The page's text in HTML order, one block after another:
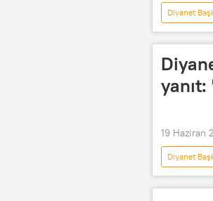
Diyanet
ABD
19 Haziran
Diyanet
Endonezya